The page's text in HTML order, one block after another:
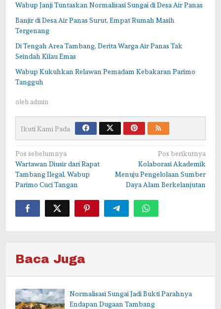
Wabup Janji Tuntaskan Normalisasi Sungai di Desa Air Panas
Banjir di Desa Air Panas Surut, Empat Rumah Masih
Tergenang
Di Tengah Area Tambang, Derita Warga Air Panas Tak
Seindah Kilau Emas
Wabup Kukuhkan Relawan Pemadam Kebakaran Parimo
Tangguh
oleh admin
Ikuti Kami Pada
Navigasi
pos
Pos sebelumnya
Wartawan Diusir dari Rapat
Tambang Ilegal, Wabup
Parimo Cuci Tangan
Pos berikutnya
Kolaborasi Akademik
Menuju Pengelolaan Sumber
Daya Alam Berkelanjutan
Baca Juga
Normalisasi Sungai Jadi Bukti Parahnya
Endapan Dugaan Tambang